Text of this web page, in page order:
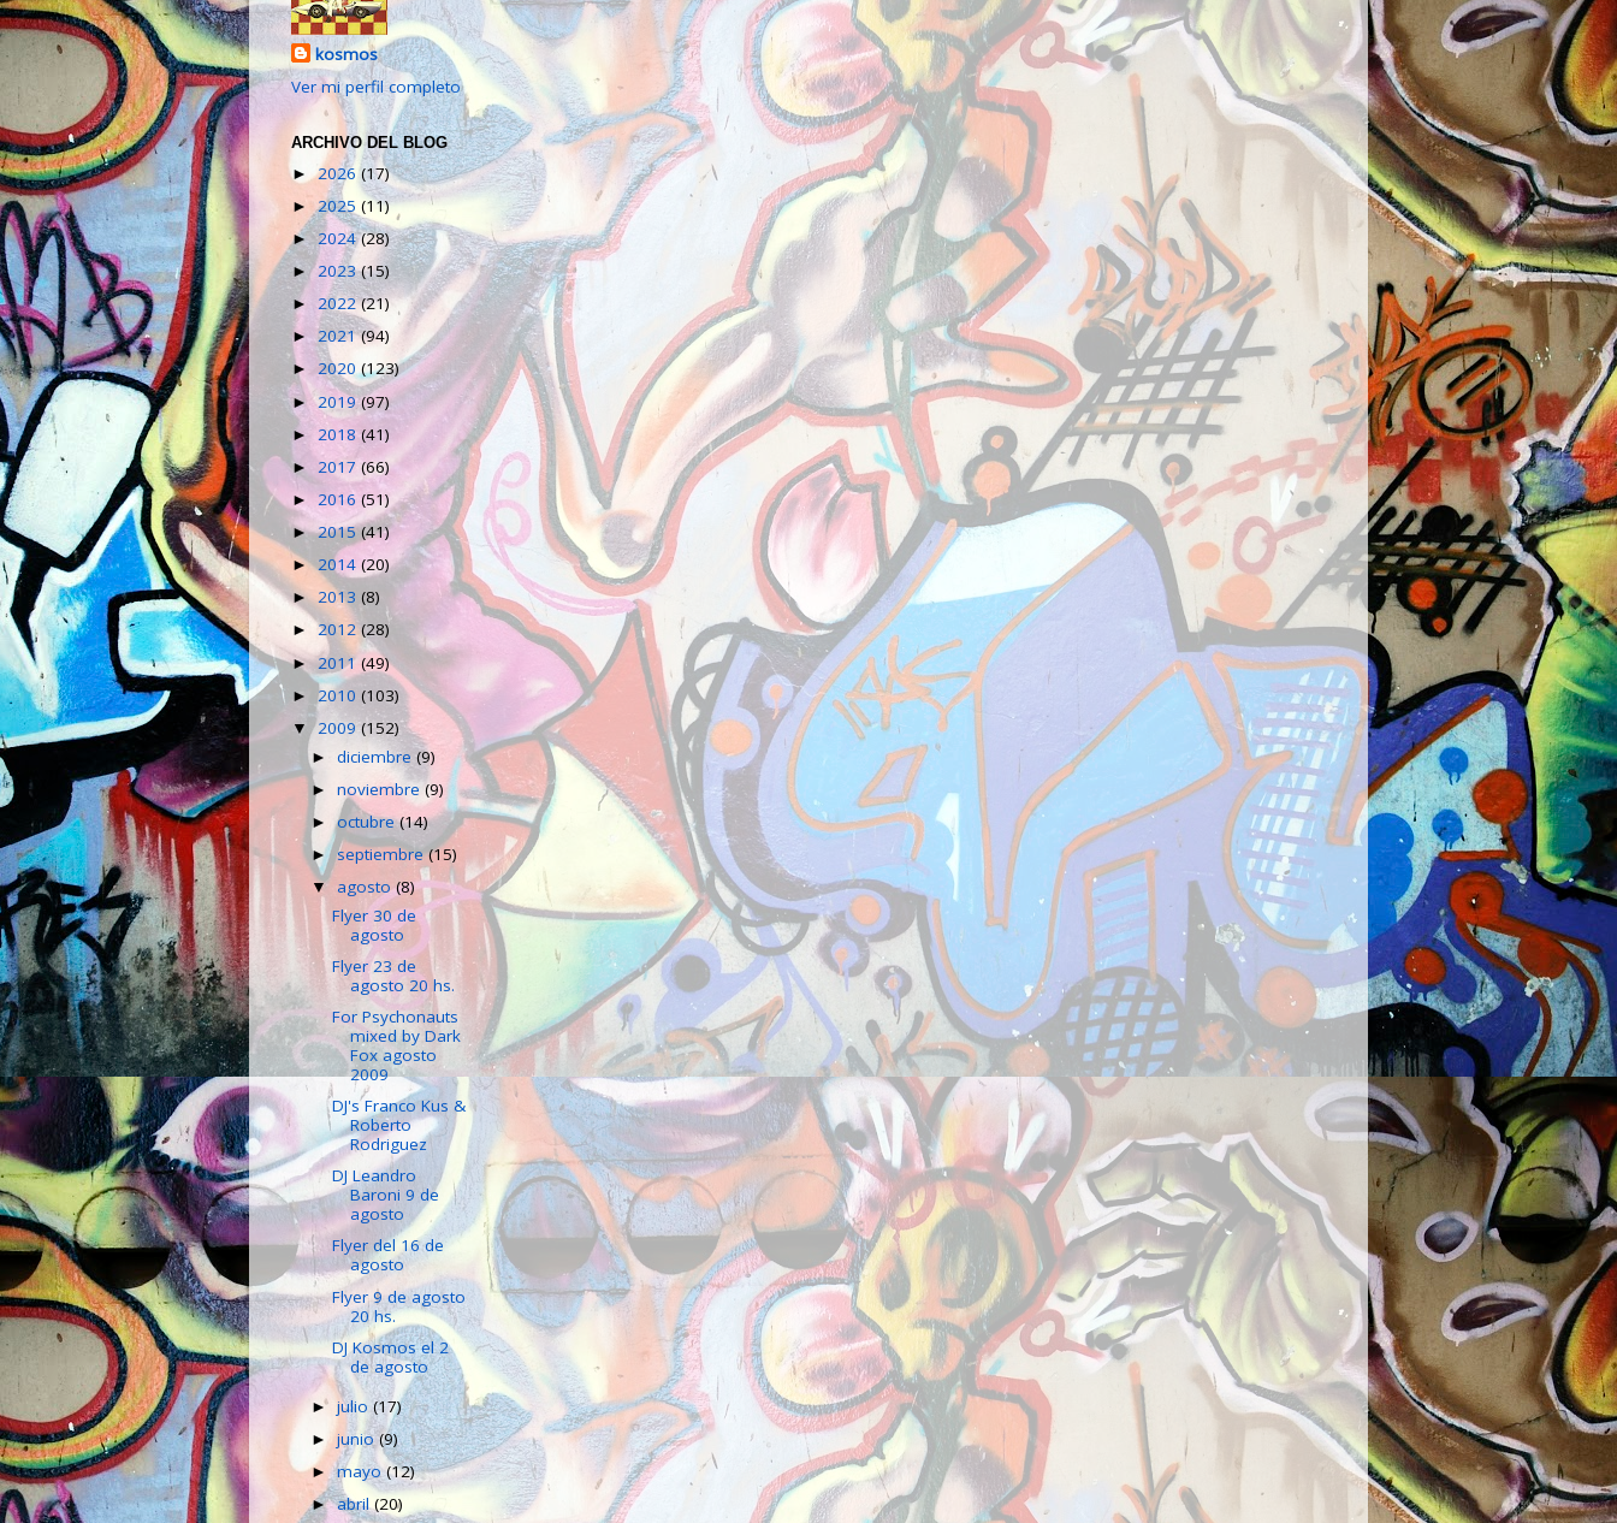
kosmos
Ver mi perfil completo
ARCHIVO DEL BLOG
►2026 (17)
►2025 (11)
►2024(28)
►2023(15)
► 2022(21)
► 2021(94)
► 2020(123)
►2019(97)
► 2018(41)
► 2017 (66)
► 2016 (51)
►2015(41)
►2014 (20)
►2013 (8)
► 2012(28)
►2011 (49)
► 2010 (103)
▼2009(152)
►diciembre(9)
►noviembre(9)
►octubre(14)
►septiembre(15)
▼agosto(8)
Flyer 30 de
agosto
Flyer 23 de
agosto 20 hs.
For Psychonauts
mixed by Dark
Fox agosto
2009
DJ's Franco Kus &
Roberto
Rodriguez
DJ Leandro
Baroni 9 de
agosto
Flyer del 16 de
agosto
Flyer 9 de agosto
20 hs.
DJ Kosmos el 2
de agosto
►julio(17)
►junio(9)
►mayo(12)
►abril(20)